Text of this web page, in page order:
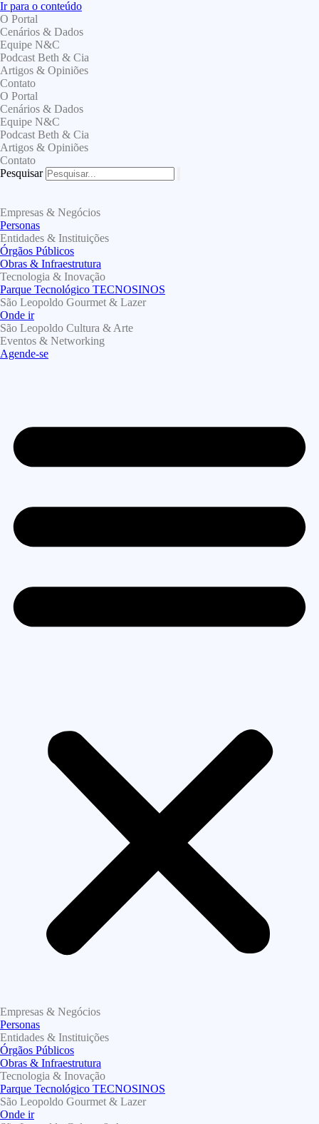
Ir para o conteúdo
O Portal
Cenários & Dados
Equipe N&C
Podcast Beth & Cia
Artigos & Opiniões
Contato
O Portal
Cenários & Dados
Equipe N&C
Podcast Beth & Cia
Artigos & Opiniões
Contato
Pesquisar
Empresas & Negócios
Personas
Entidades & Instituições
Órgãos Públicos
Obras & Infraestrutura
Tecnologia & Inovação
Parque Tecnológico TECNOSINOS
São Leopoldo Gourmet & Lazer
Onde ir
São Leopoldo Cultura & Arte
Eventos & Networking
Agende-se
Empresas & Negócios
Personas
Entidades & Instituições
Órgãos Públicos
Obras & Infraestrutura
Tecnologia & Inovação
Parque Tecnológico TECNOSINOS
São Leopoldo Gourmet & Lazer
Onde ir